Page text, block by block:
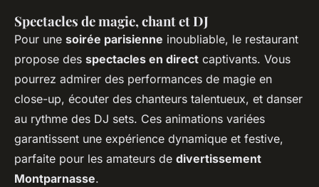
Spectacles de magie, chant et DJ
Pour une soirée parisienne inoubliable, le restaurant
propose des spectacles en direct captivants. Vous
pourrez admirer des performances de magie en
close-up, écouter des chanteurs talentueux, et danser
au rythme des DJ sets. Ces animations variées
garantissent une expérience dynamique et festive,
parfaite pour les amateurs de divertissement
Montparnasse.